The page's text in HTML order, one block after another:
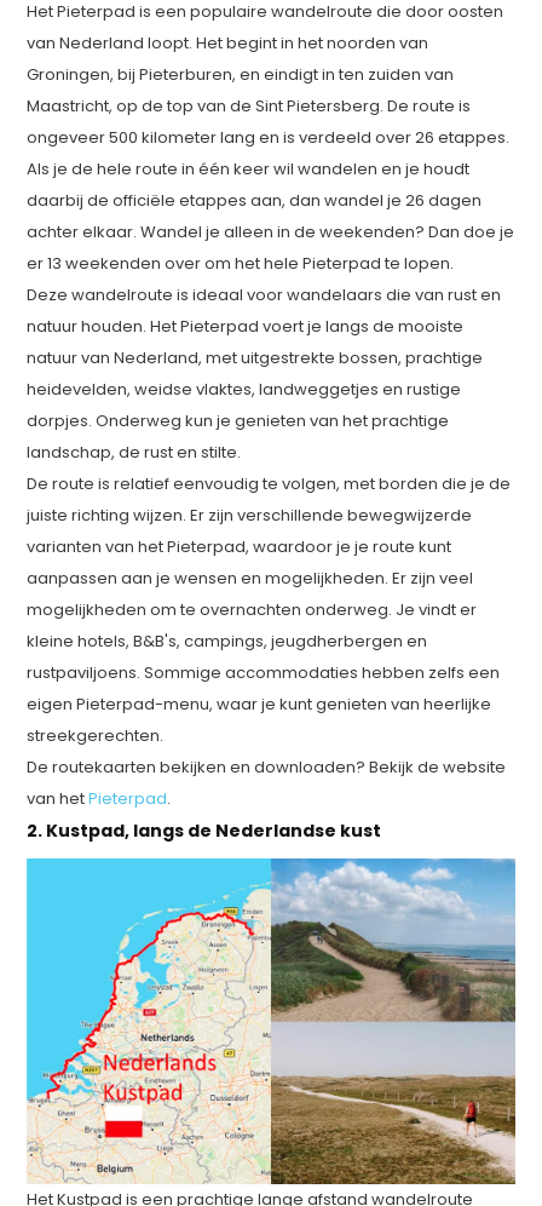
Het Pieterpad is een populaire wandelroute die door oosten
van Nederland loopt. Het begint in het noorden van
Groningen, bij Pieterburen, en eindigt in ten zuiden van
Maastricht, op de top van de Sint Pietersberg. De route is
ongeveer 500 kilometer lang en is verdeeld over 26 etappes.
Als je de hele route in één keer wil wandelen en je houdt
daarbij de officiële etappes aan, dan wandel je 26 dagen
achter elkaar. Wandel je alleen in de weekenden? Dan doe je
er 13 weekenden over om het hele Pieterpad te lopen.
Deze wandelroute is ideaal voor wandelaars die van rust en
natuur houden. Het Pieterpad voert je langs de mooiste
natuur van Nederland, met uitgestrekte bossen, prachtige
heidevelden, weidse vlaktes, landweggetjes en rustige
dorpjes. Onderweg kun je genieten van het prachtige
landschap, de rust en stilte.
De route is relatief eenvoudig te volgen, met borden die je de
juiste richting wijzen. Er zijn verschillende bewegwijzerde
varianten van het Pieterpad, waardoor je je route kunt
aanpassen aan je wensen en mogelijkheden. Er zijn veel
mogelijkheden om te overnachten onderweg. Je vindt er
kleine hotels, B&B's, campings, jeugdherbergen en
rustpaviljoens. Sommige accommodaties hebben zelfs een
eigen Pieterpad-menu, waar je kunt genieten van heerlijke
streekgerechten.
De routekaarten bekijken en downloaden? Bekijk de website
van hetPieterpad.
2. Kustpad, langs de Nederlandse kust
Het Kustpad is een prachtige lange afstand wandelroute